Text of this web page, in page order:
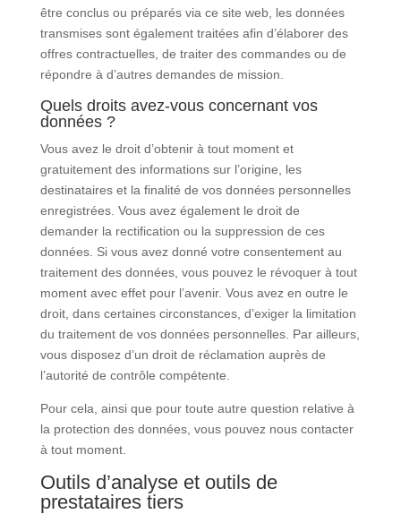
être conclus ou préparés via ce site web, les données
transmises sont également traitées afin d’élaborer des
offres contractuelles, de traiter des commandes ou de
répondre à d’autres demandes de mission.
Quels droits avez-vous concernant vos
données ?
Vous avez le droit d’obtenir à tout moment et
gratuitement des informations sur l’origine, les
destinataires et la finalité de vos données personnelles
enregistrées. Vous avez également le droit de
demander la rectification ou la suppression de ces
données. Si vous avez donné votre consentement au
traitement des données, vous pouvez le révoquer à tout
moment avec effet pour l’avenir. Vous avez en outre le
droit, dans certaines circonstances, d’exiger la limitation
du traitement de vos données personnelles. Par ailleurs,
vous disposez d’un droit de réclamation auprès de
l’autorité de contrôle compétente.
Pour cela, ainsi que pour toute autre question relative à
la protection des données, vous pouvez nous contacter
à tout moment.
Outils d’analyse et outils de
prestataires tiers